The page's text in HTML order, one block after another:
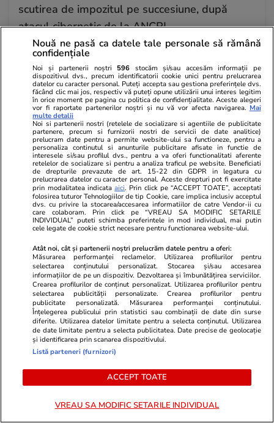
scutirea de impozitul pe succesiune, după
atacul cibernetic de la ANCPI
Știri Externe 22:02
Lituania a descoperit un nou tunel la granița cu
Belarus, după ce Letonia și-a închis frontiera
cu țara condusă de aliatul Kremlinului
Vacanțe și Cultură 21:36
Cel puțin 120 de familii au fost păcălite cu
aceeași cazare fantomă în Italia: „Casa nu
există, ați luat țeapă”
Bani și Afaceri
Secretul unui cuplu ajuns la pensie fără
probleme financiare: conturi separate pentru
fiecare achiziție. „Dacă plătesc cu 2 euro mai
mult, mă supăr”
Citește mai multe
Știri România 10:56
Nouă ne pasă ca datele tale personale să rămână
confidențiale
Noi și partenerii noștri 596 stocăm și/sau accesăm informații pe
dispozitivul dvs., precum identificatorii cookie unici pentru prelucrarea
datelor cu caracter personal. Puteți accepta sau gestiona preferințele dvs.
făcând clic mai jos, respectiv vă puteți opune utilizării unui interes legitim
în orice moment pe pagina cu politica de confidențialitate. Aceste alegeri
vor fi raportate partenerilor noștri și nu vă vor afecta navigarea. Mai
multe detalii
Noi si partenerii nostri (retelele de socializare si agentiile de publicitate
partenere, precum si furnizorii nostri de servicii de date analitice)
prelucram date pentru a permite website-ului sa functioneze, pentru a
personaliza continutul si anunturile publicitare afisate in functie de
interesele si/sau profilul dvs., pentru a va oferi functionalitati aferente
retelelor de socializare si pentru a analiza traficul pe website. Beneficiati
de drepturile prevazute de art. 15-22 din GDPR in legatura cu
prelucrarea datelor cu caracter personal. Aceste drepturi pot fi exercitate
prin modalitatea indicataaici. Prin click pe “ACCEPT TOATE”, acceptati
folosirea tuturor Tehnologiilor de tip Cookie, care implica inclusiv acceptul
dvs. cu privire la stocarea/accesarea informatiilor de catre Vendor-ii cu
care colaboram. Prin click pe “VREAU SA MODIFIC SETARILE
INDIVIDUAL” puteti schimba preferintele in mod individual, mai putin
cele legate de cookie strict necesare pentru functionarea website-ului.
Atât noi, cât și partenerii noștri prelucrăm datele pentru a oferi:
Măsurarea performanței reclamelor. Utilizarea profilurilor pentru
selectarea conținutului personalizat. Stocarea și/sau accesarea
informațiilor de pe un dispozitiv. Dezvoltarea și îmbunătățirea serviciilor.
Crearea profilurilor de conținut personalizat. Utilizarea profilurilor pentru
selectarea publicității personalizate. Crearea profilurilor pentru
publicitate personalizată. Măsurarea performanței conținutului.
Înțelegerea publicului prin statistici sau combinații de date din surse
diferite. Utilizarea datelor limitate pentru a selecta conținutul. Utilizarea
de date limitate pentru a selecta publicitatea. Date precise de geolocație
și identificarea prin scanarea dispozitivului.
Listă parteneri (furnizori)
ACCEPT TOATE
VREAU SA MODIFIC SETARILE INDIVIDUAL